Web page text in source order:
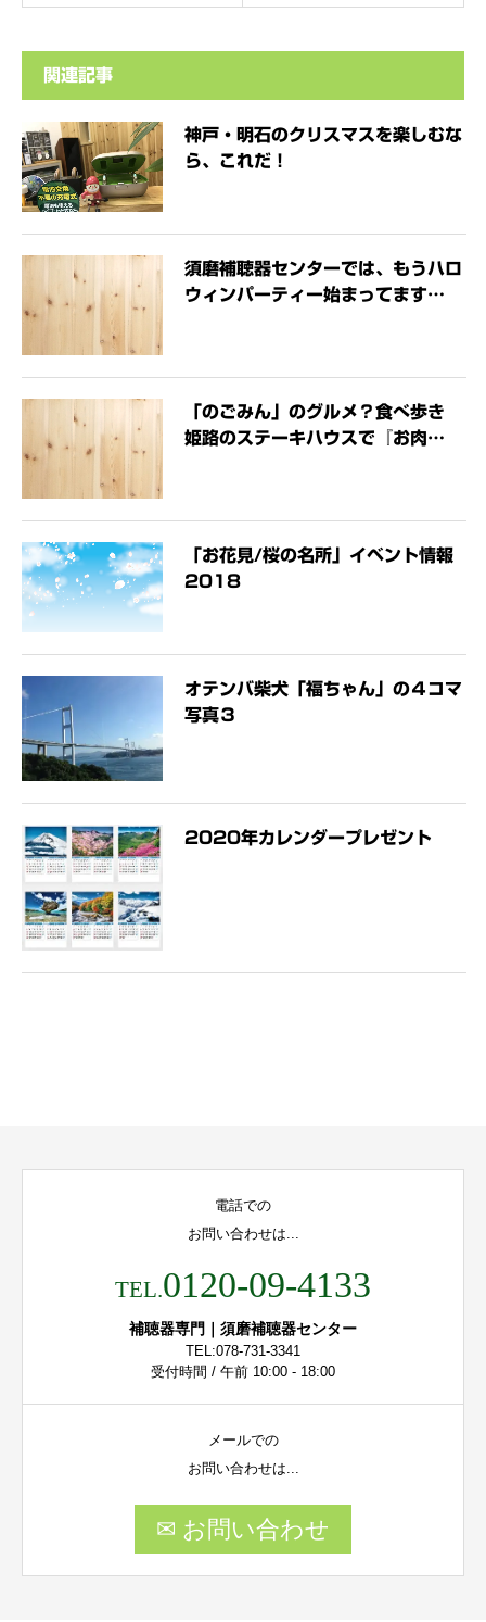
関連記事
神戸・明石のクリスマスを楽しむな
ら、これだ！
須磨補聴器センターでは、もうハロ
ウィンパーティー始まってます…
「のごみん」のグルメ？食べ歩き
姫路のステーキハウスで『お肉…
「お花見/桜の名所」イベント情報
2018
オテンバ柴犬「福ちゃん」の４コマ
写真３
2020年カレンダープレゼント
電話での
お問い合わせは...
TEL.0120-09-4133
補聴器専門｜須磨補聴器センター
TEL:078-731-3341
受付時間 / 午前 10:00 - 18:00
メールでの
お問い合わせは...
✉ お問い合わせ